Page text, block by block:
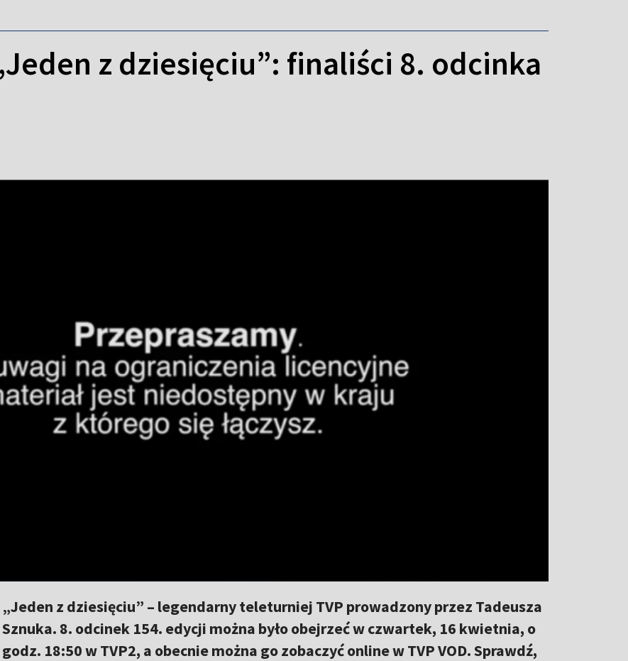
z dziesięciu”: finaliści 8. odcinka
„Jeden z dziesięciu” – legendarny teleturniej TVP prowadzony przez Tadeusza
Sznuka. 8. odcinek 154. edycji można było obejrzeć w czwartek, 16 kwietnia, o
godz. 18:50 w TVP2, a obecnie można go zobaczyć online w TVP VOD. Sprawdź,